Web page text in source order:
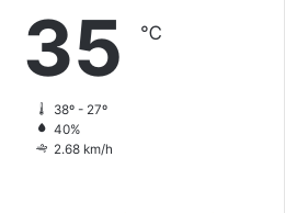
35 ℃
38º - 27º
40%
2.68 km/h